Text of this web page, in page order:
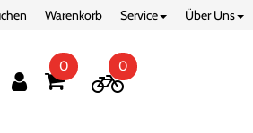
Warenkorb Service Über Uns
0 0